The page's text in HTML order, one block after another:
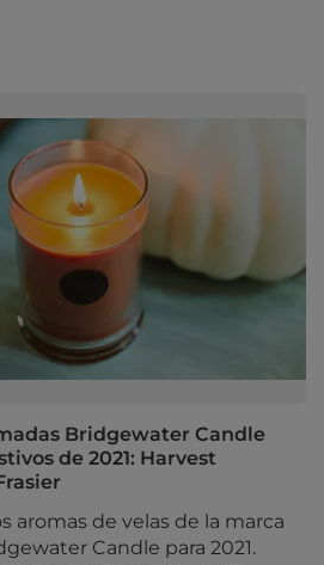
Bridgewater Candle
de 2021: Harvest
aromas de velas de la marca
Candle para 2021.